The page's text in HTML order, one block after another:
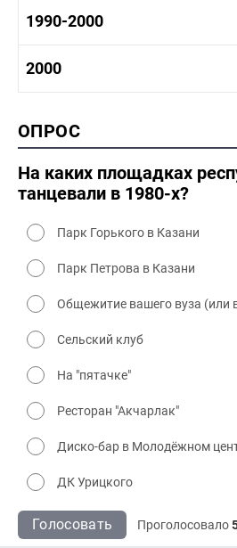
1970-1980 культура
1970 - 1980 быт
1980 -1990 история
1980-1990 культура
1990-2000
1990-2000 культура
2000
2000 промышленность
2000 культура
ОПРОС
На каких площадках
танцевали в 1980-х?
Парк Горького в Казани
Парк Петрова в Казани
Общежитие вашего вуза (или
Сельский клуб
На "пятачке"
Ресторан "Акчарлак"
Диско-бар в Молодёжном
ДК Урицкого
Голосовать Проголосовало